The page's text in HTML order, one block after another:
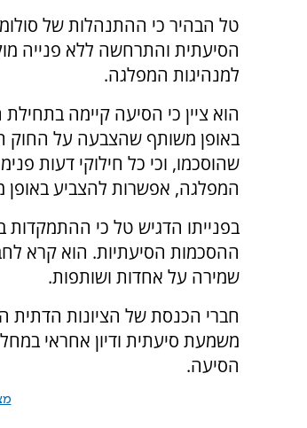
טל הבהיר כי ההתנהלות של
הסיעתית והתרחשה ללא פנייה
למנהיגות המפלגה.
הוא ציין כי הסיעה קיימה
באופן משותף שהצבעה על החוק
שהוסכמו, וכי כל חילוקי דעות
המפלגה, אפשרות להצביע
בפנייתו הדגיש טל כי ההתמקדות
ההסכמות הסיעתיות. הוא קרא
שמירה על אחדות ושותפות.
חברי הכנסת של הציונות הדתית
משמעת סיעתית ודיון אחראי
הסיעה.